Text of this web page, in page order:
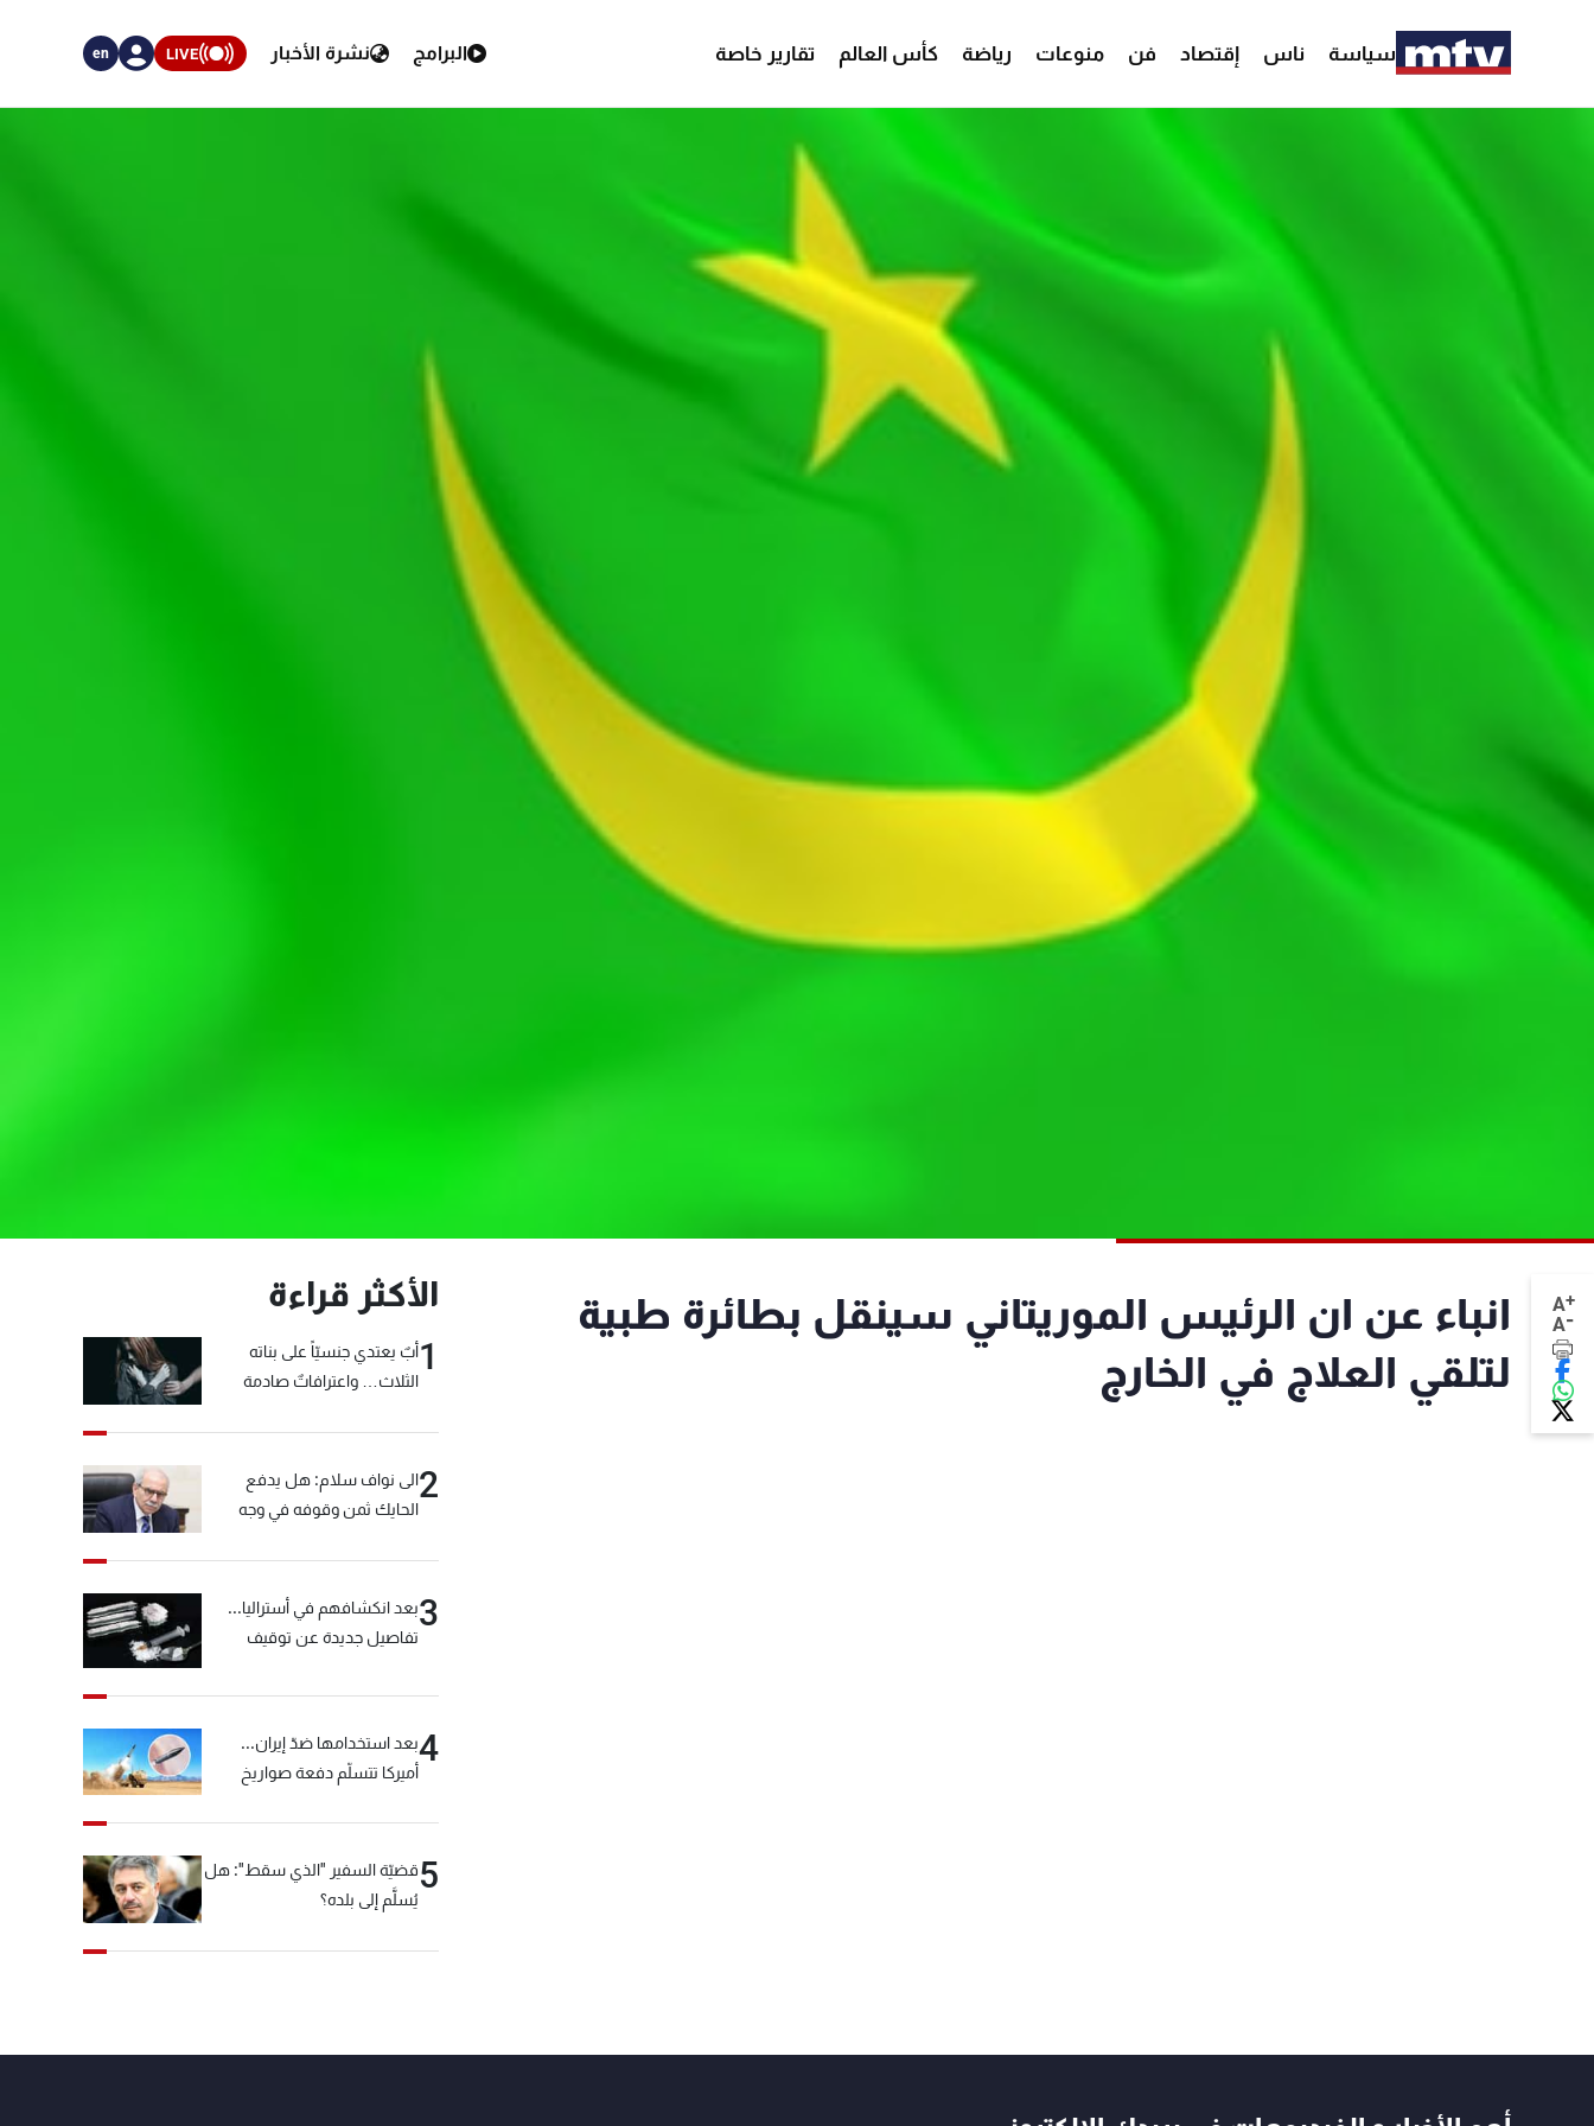
سياسة ناس إقتصاد فن منوعات رياضة كأس العالم تقارير خاصة البرامج نشرة الأخبار LIVE
en
A+
A-
انباء عن ان الرئيس الموريتاني سينقل بطائرة طبية
لتلقي العلاج في الخارج
الأكثر قراءة
1أبٌ يعتدي جنسيّاً على بناته
الثلاث… واعترافاتٌ صادمة
2الى نواف سلام: هل يدفع
الحايك ثمن وقوفه في وجه
3بعد انكشافهم في أستراليا...
تفاصيل جديدة عن توقيف
4بعد استخدامها ضدّ إيران...
أميركا تتسلّم دفعة صواريخ
5قضيّة السفير "الذي سقط": هل
يُسلَّم إلى بلده؟